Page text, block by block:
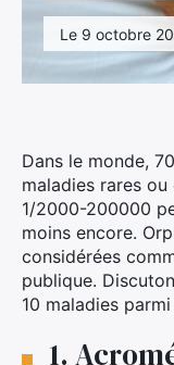
Le 9 octobre
Dans le monde,
maladies rares ou
1/2000-200000
moins encore.
considérées
publique.
10 maladies
1.